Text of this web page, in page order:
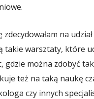
zdecydowałam na
takie warsztaty, które
gdzie można zdobyć
też na taką naukę
czy innych